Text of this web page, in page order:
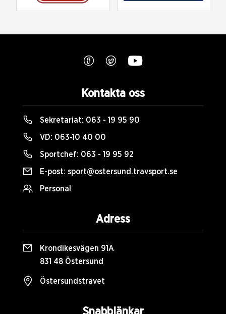
Snabblänkar
Kontakta oss
Sekretariat: 063 - 19 95 90
VD: 063-10 40 00
Sportchef: 063 - 19 95 92
E-post: sport@ostersund.travsport.se
Personal
Adress
Krondikesvägen 91A
831 48 Östersund
Östersundstravet